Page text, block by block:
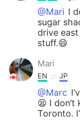
@Mari I
sugar
drive
stuff.😄
Mari
EN JP
@Marc
😫 I
Toronto.